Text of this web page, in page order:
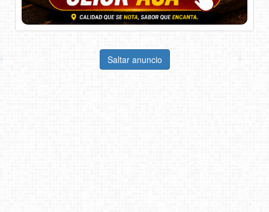
Saltar anuncio